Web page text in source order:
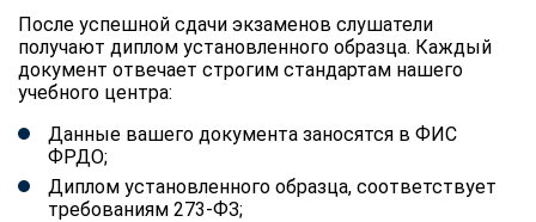
После успешной сдачи экзаменов слушатели
получают диплом установленного образца. Каждый
документ отвечает строгим стандартам нашего
учебного центра:
Данные вашего документа заносятся в ФИС
ФРДО;
Диплом установленного образца, соответствует
требованиям 273-ФЗ;